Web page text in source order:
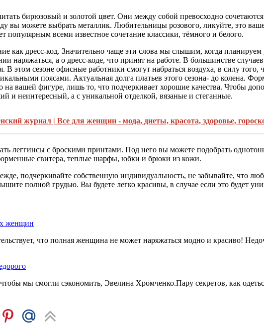
бирюзовый и золотой цвет. Они между собой превосходно
вы можете выбрать металлик. Любительницы розового, ликуйте, это
популярным всеми известное сочетание классики, тёмного и белого.
как дресс-код. Значительно чаще эти слова мы слышим, когда
наряжаться, а о дресс-коде, что принят на работе. В большинстве
В этом сезоне офисные работники смогут набраться воздуха, в силу
поясами. Актуальная долга платьев этого сезона- до колена.
на вашей фигуре, лишь то, что подчеркивает хорошие качества. Чтобы
и неинтересный, а с уникальной отделкой, вязаные и стеганные.
журнал | Все для женщин - мода, диеты, красота, здоровье,
леггинсы с броскими принтами. Под него вы можете подобрать
свитера, теплые шарфы, юбки и брюки из кожи.
подчеркивайте собственную индивидуальность, не забывайте, что
полной грудью. Вы будете легко красивы, в случае если это будет
женщин
что полная женщина не может наряжаться модно и красиво!
мы смогли сэкономить, Эвелина Хромченко.Пару секретов, как